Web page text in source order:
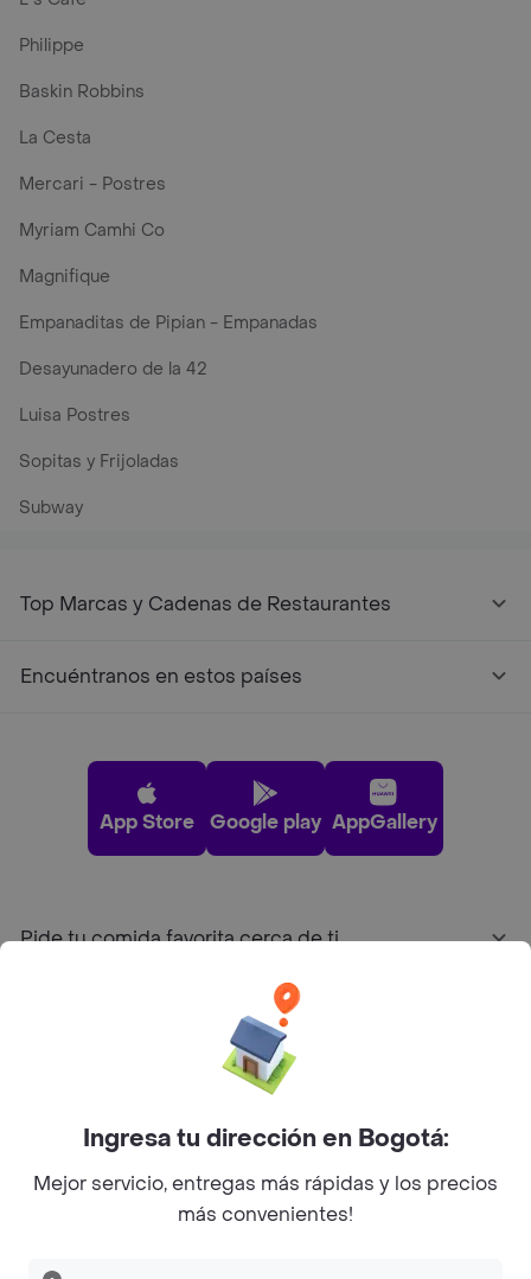
Philippe
Baskin Robbins
La Cesta
Mercari - Postres
Myriam Camhi Co
Magnifique
Empanaditas de Pipian - Empanadas
Desayunadero de la 42
Luisa Postres
Sopitas y Frijoladas
Subway
Top Marcas y Cadenas de Restaurantes
Encuéntranos en estos países
App Store Google play AppGallery
Pide tu comida favorita cerca de ti
Sobre Rappi
Facebook
Twitter
Instagram
Ingresa tu dirección en Bogotá:
Mejor servicio, entregas más rápidas y los precios
más convenientes!